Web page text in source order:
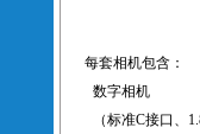
每套相机包含：
数字相机
（标准C接口、